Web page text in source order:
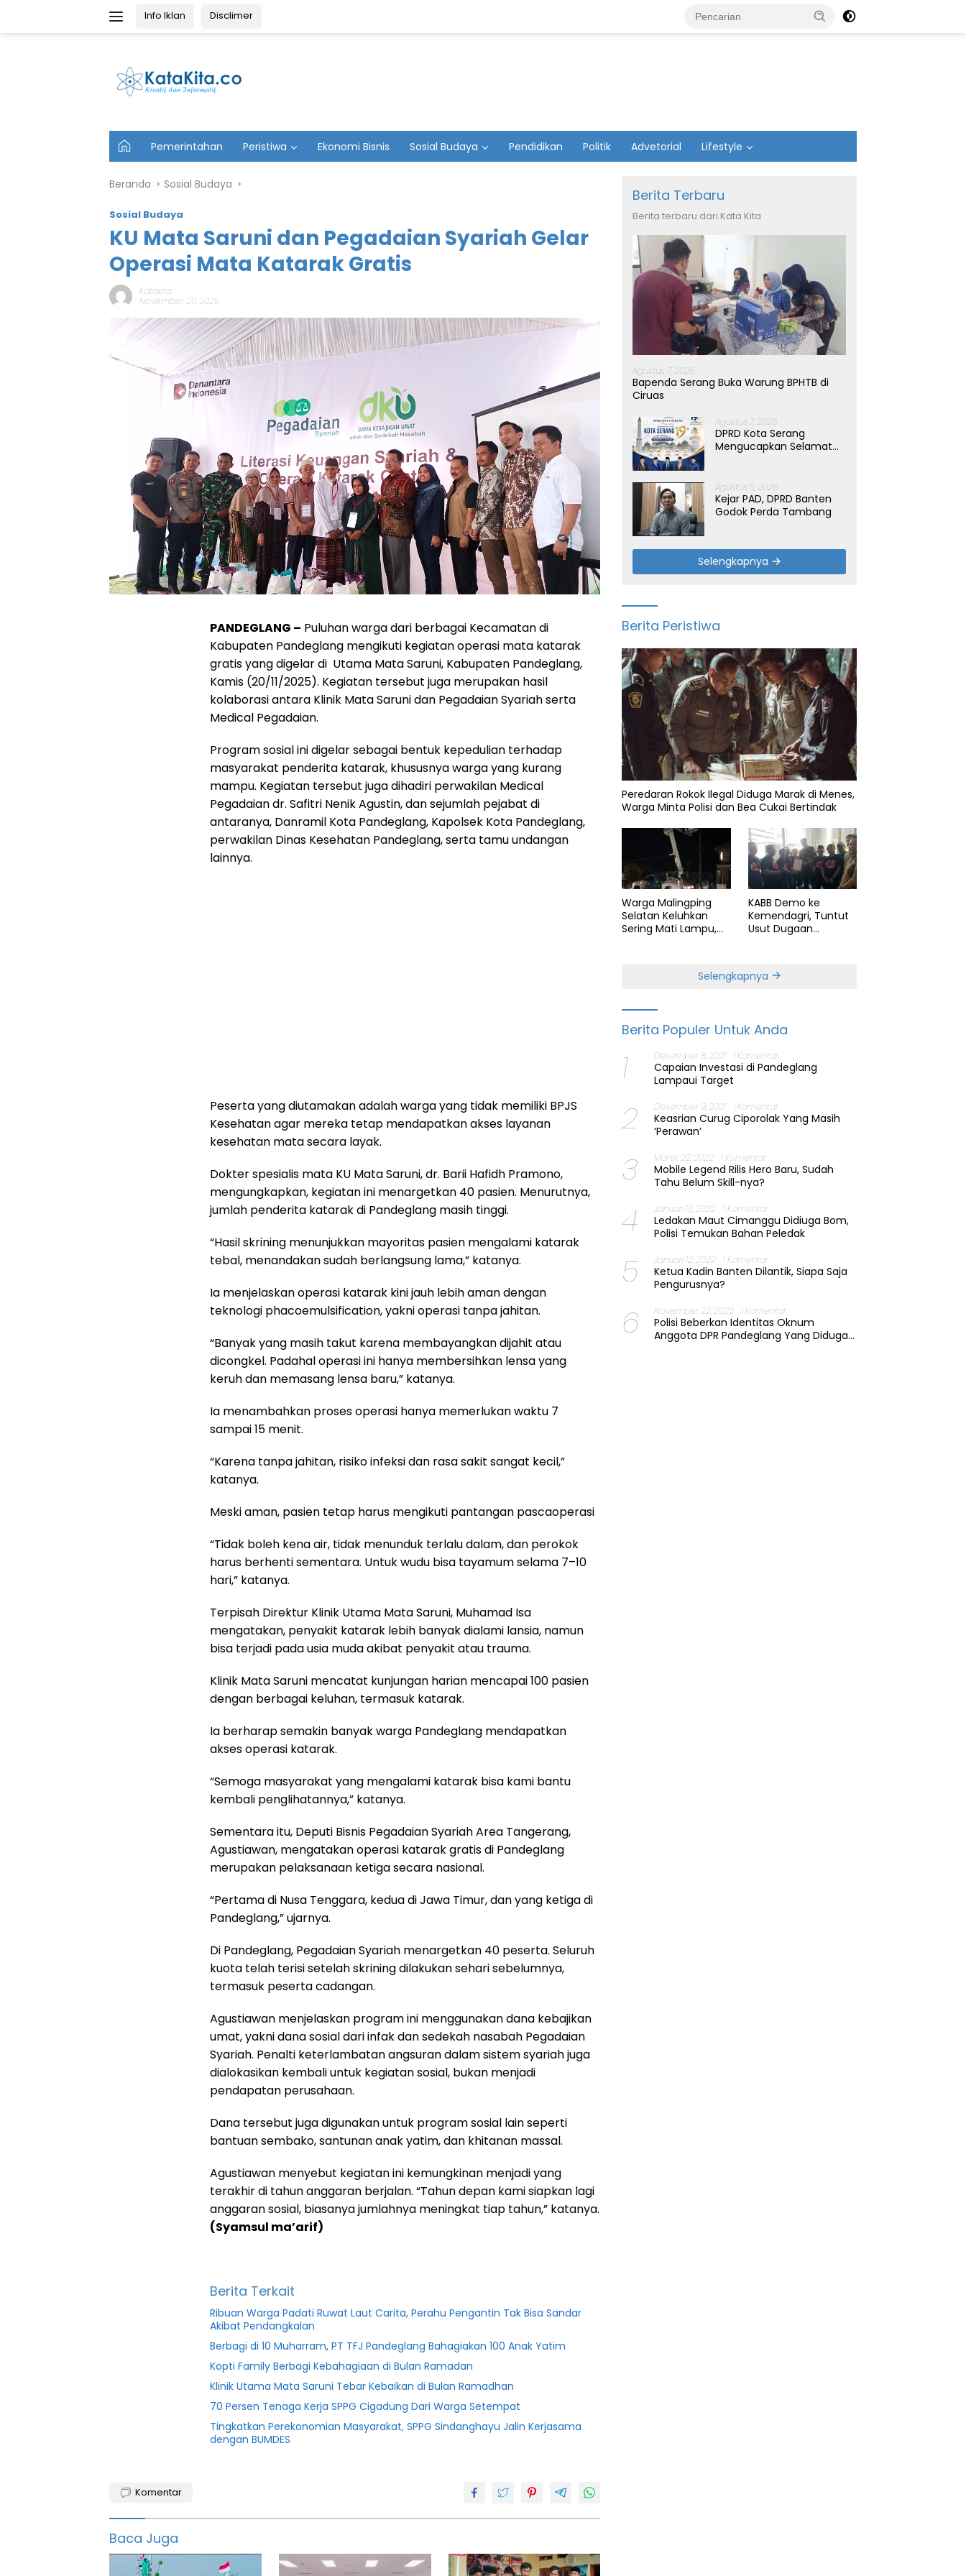
Info Iklan Disclimer
U
t
m
Pemerintahan Peristiwa Ekonomi Bisnis Sosial Budaya Pendidikan Politik Advetorial Lifestyle
Beranda Sosial Budaya
Sosial Budaya
KU Mata Saruni dan Pegadaian Syariah Gelar
Operasi Mata Katarak Gratis
Katakita
November 20, 2025
‎PANDEGLANG – Puluhan warga dari berbagai Kecamatan di
Kabupaten Pandeglang mengikuti kegiatan operasi mata katarak
gratis yang digelar di Utama Mata Saruni, Kabupaten Pandeglang,
Kamis (20/11/2025). Kegiatan tersebut juga merupakan hasil
kolaborasi antara Klinik Mata Saruni dan Pegadaian Syariah serta
Medical Pegadaian.
‎Program sosial ini digelar sebagai bentuk kepedulian terhadap
masyarakat penderita katarak, khususnya warga yang kurang
mampu. Kegiatan tersebut juga dihadiri perwakilan Medical
Pegadaian dr. Safitri Nenik Agustin, dan sejumlah pejabat di
antaranya, Danramil Kota Pandeglang, Kapolsek Kota Pandeglang,
perwakilan Dinas Kesehatan Pandeglang, serta tamu undangan
lainnya.
‎Peserta yang diutamakan adalah warga yang tidak memiliki BPJS
Kesehatan agar mereka tetap mendapatkan akses layanan
kesehatan mata secara layak.
‎Dokter spesialis mata KU Mata Saruni, dr. Barii Hafidh Pramono,
mengungkapkan, kegiatan ini menargetkan 40 pasien. Menurutnya,
jumlah penderita katarak di Pandeglang masih tinggi.
‎“Hasil skrining menunjukkan mayoritas pasien mengalami katarak
tebal, menandakan sudah berlangsung lama,” katanya.
‎Ia menjelaskan operasi katarak kini jauh lebih aman dengan
teknologi phacoemulsification, yakni operasi tanpa jahitan.
‎“Banyak yang masih takut karena membayangkan dijahit atau
dicongkel. Padahal operasi ini hanya membersihkan lensa yang
keruh dan memasang lensa baru,” katanya.
‎Ia menambahkan proses operasi hanya memerlukan waktu 7
sampai 15 menit.
‎“Karena tanpa jahitan, risiko infeksi dan rasa sakit sangat kecil,”
katanya.
‎Meski aman, pasien tetap harus mengikuti pantangan pascaoperasi
‎“Tidak boleh kena air, tidak menunduk terlalu dalam, dan perokok
harus berhenti sementara. Untuk wudu bisa tayamum selama 7–10
hari,” katanya.
‎Terpisah Direktur Klinik Utama Mata Saruni, Muhamad Isa
mengatakan, penyakit katarak lebih banyak dialami lansia, namun
bisa terjadi pada usia muda akibat penyakit atau trauma.
‎Klinik Mata Saruni mencatat kunjungan harian mencapai 100 pasien
dengan berbagai keluhan, termasuk katarak.
‎Ia berharap semakin banyak warga Pandeglang mendapatkan
akses operasi katarak.
‎“Semoga masyarakat yang mengalami katarak bisa kami bantu
kembali penglihatannya,” katanya.
‎Sementara itu, Deputi Bisnis Pegadaian Syariah Area Tangerang,
Agustiawan, mengatakan operasi katarak gratis di Pandeglang
merupakan pelaksanaan ketiga secara nasional.
‎“Pertama di Nusa Tenggara, kedua di Jawa Timur, dan yang ketiga di
Pandeglang,” ujarnya.
‎Di Pandeglang, Pegadaian Syariah menargetkan 40 peserta. Seluruh
kuota telah terisi setelah skrining dilakukan sehari sebelumnya,
termasuk peserta cadangan.
‎Agustiawan menjelaskan program ini menggunakan dana kebajikan
umat, yakni dana sosial dari infak dan sedekah nasabah Pegadaian
Syariah. Penalti keterlambatan angsuran dalam sistem syariah juga
dialokasikan kembali untuk kegiatan sosial, bukan menjadi
pendapatan perusahaan.
‎Dana tersebut juga digunakan untuk program sosial lain seperti
bantuan sembako, santunan anak yatim, dan khitanan massal.
‎Agustiawan menyebut kegiatan ini kemungkinan menjadi yang
terakhir di tahun anggaran berjalan. “Tahun depan kami siapkan lagi
anggaran sosial, biasanya jumlahnya meningkat tiap tahun,” katanya.
(Syamsul ma’arif)
Berita Terkait
Ribuan Warga Padati Ruwat Laut Carita, Perahu Pengantin Tak Bisa Sandar
Akibat Pendangkalan
Berbagi di 10 Muharram, PT TFJ Pandeglang Bahagiakan 100 Anak Yatim
Kopti Family Berbagi Kebahagiaan di Bulan Ramadan
Klinik Utama Mata Saruni Tebar Kebaikan di Bulan Ramadhan
70 Persen Tenaga Kerja SPPG Cigadung Dari Warga Setempat
Tingkatkan Perekonomian Masyarakat, SPPG Sindanghayu Jalin Kerjasama
dengan BUMDES
mata
Komentar
Baca Juga
Berita Terbaru
Berita terbaru dari Kata Kita
Agustus 7, 2026
Bapenda Serang Buka Warung BPHTB di
Ciruas
Agustus 7, 2026
DPRD Kota Serang
Mengucapkan Selamat
Agustus 5, 2026
Kejar PAD, DPRD Banten
Godok Perda Tambang
Selengkapnya
Berita Peristiwa
Peredaran Rokok Ilegal Diduga Marak di Menes,
Warga Minta Polisi dan Bea Cukai Bertindak
Warga Malingping
Selatan Keluhkan
Sering Mati Lampu,
KABB Demo ke
Kemendagri, Tuntut
Usut Dugaan
Selengkapnya
Berita Populer Untuk Anda
1 Desember 8, 2021 1 Komentar
Capaian Investasi di Pandeglang
Lampaui Target
2 Desember 9, 2021 1 Komentar
Keasrian Curug Ciporolak Yang Masih
‘Perawan’
3 Maret 22, 2022 1 Komentar
Mobile Legend Rilis Hero Baru, Sudah
Tahu Belum Skill-nya?
4 Januari 10, 2022 1 Komentar
Ledakan Maut Cimanggu Didiuga Bom,
Polisi Temukan Bahan Peledak
5 Januari 12, 2022 1 Komentar
Ketua Kadin Banten Dilantik, Siapa Saja
Pengurusnya?
6 November 22, 2022 1 Komentar
Polisi Beberkan Identitas Oknum
Anggota DPR Pandeglang Yang Diduga